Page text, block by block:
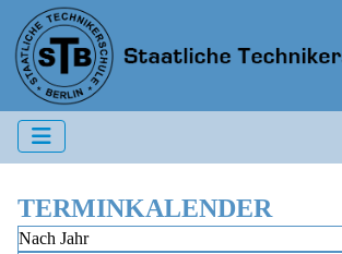
TERMINKALENDER
Nach Jahr